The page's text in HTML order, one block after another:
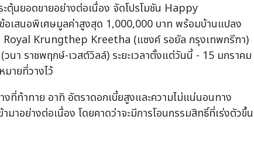
ตุ้นยอดขายอย่างต่อเนื่อง จัดโปรโมชัน Happy
เสนอพิเศษมูลค่าสูงสุด 1,000,000 บาท พร้อมบ้านแปลง
Royal Krungthep Kreetha (แซงค์ รอยัล กรุงเทพกรีฑา)
า ราชพฤกษ์-เวสต์วิลล์) ระยะเวลาตั้งแต่วันนี้ - 15 มกราคม
ายที่วางไว้
ที่ท้าทาย อาทิ อัตราดอกเบี้ยสูงและความไม่แน่นอนทาง
าอย่างต่อเนื่อง โดยคาดว่าจะมีการโอนกรรมสิทธิ์ที่เร่งตัวขึ้น